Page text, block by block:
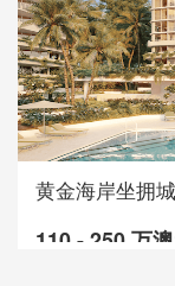
黄金海岸坐拥
110 - 250 万